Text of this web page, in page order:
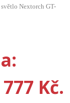
Nextorch GT-
Kč.